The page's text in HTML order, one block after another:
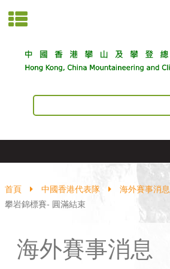
首頁 中國香港代表隊 海外賽事消息
攀岩錦標賽- 圓滿結束
海外賽事消息